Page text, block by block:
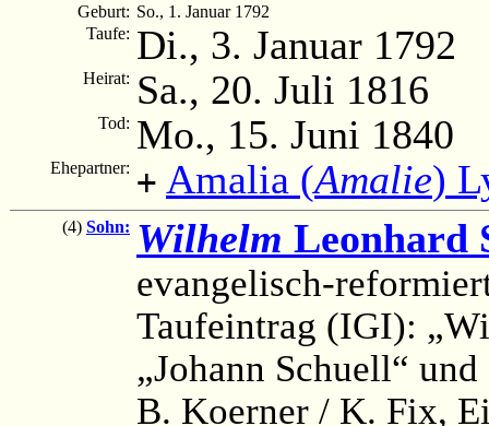
Geburt: So., 1. Januar 1792
Taufe: Di., 3. Januar 1792
Heirat: Sa., 20. Juli 1816
Tod: Mo., 15. Juni 1840
Ehepartner: + Amalia (Amalie)
(4) Sohn: Wilhelm Leonhard
evangelisch-
Taufeintrag (IGI):
„Johann Schuell“
B. Koerner / K. Fix,